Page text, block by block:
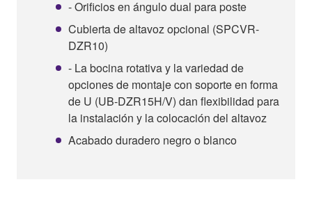
- Orificios en ángulo dual para poste
Cubierta de altavoz opcional (SPCVR-
DZR10)
- La bocina rotativa y la variedad de
opciones de montaje con soporte en forma
de U (UB-DZR15H/V) dan flexibilidad para
la instalación y la colocación del altavoz
Acabado duradero negro o blanco